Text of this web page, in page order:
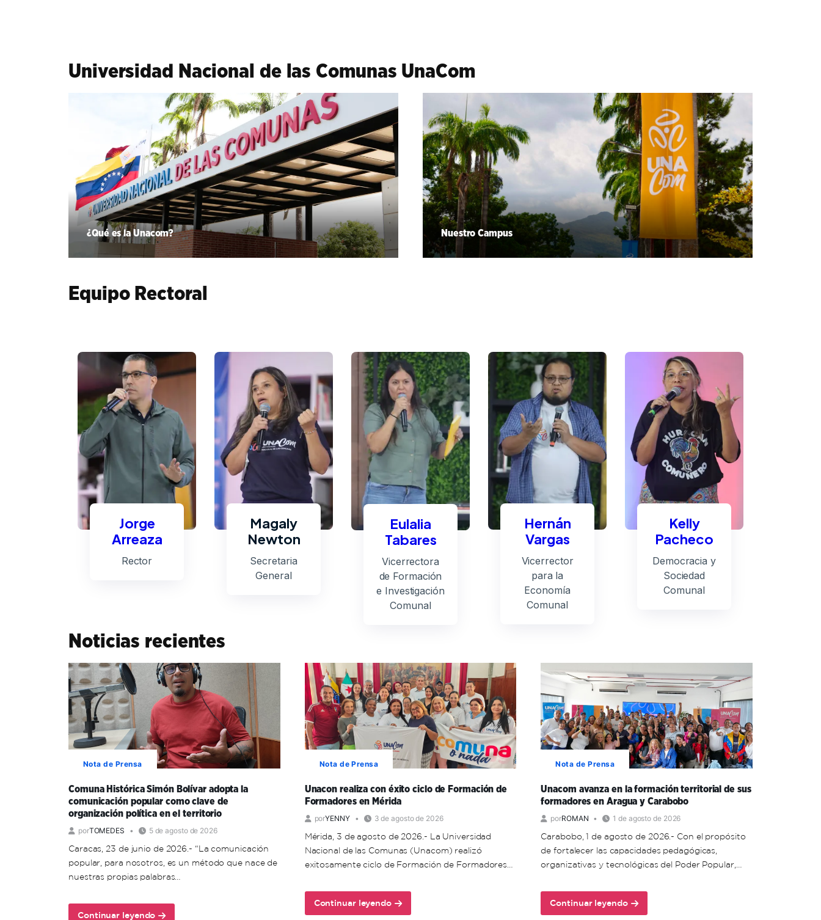
Universidad Nacional de las Comunas UnaCom
¿Qué es la Unacom? Nuestro Campus
Equipo Rectoral
Jorge
Arreaza
Rector
Magaly
Newton
Secretaria
General
Eulalia
Tabares
Vicerrectora
de Formación
e Investigación
Comunal
Hernán
Vargas
Vicerrector
para la
Economía
Comunal
Kelly
Pacheco
Democracia y
Sociedad
Comunal
Noticias recientes
Nota de Prensa
Comuna Histórica Simón Bolívar adopta la
comunicación popular como clave de
organización política en el territorio
porTOMEDES 5 de agosto de 2026
Caracas, 23 de junio de 2026.- “La comunicación
popular, para nosotros, es un método que nace de
nuestras propias palabras…
Continuar leyendo
Nota de Prensa
Unacon realiza con éxito ciclo de Formación de
Formadores en Mérida
porYENNY 3 de agosto de 2026
Mérida, 3 de agosto de 2026.- La Universidad
Nacional de las Comunas (Unacom) realizó
exitosamente ciclo de Formación de Formadores…
Continuar leyendo
about
Nota de Prensa
Unacom avanza en la formación territorial de sus
formadores en Aragua y Carabobo
porROMAN 1 de agosto de 2026
Carabobo, 1 de agosto de 2026.- Con el propósito
de fortalecer las capacidades pedagógicas,
organizativas y tecnológicas del Poder Popular,…
Continuar leyendo
about